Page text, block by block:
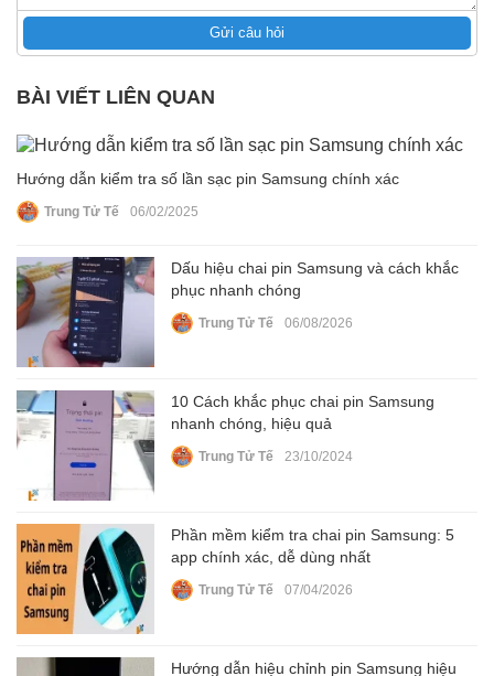
Gửi câu hỏi
BÀI VIẾT LIÊN QUAN
Hướng dẫn kiểm tra số lần sạc pin Samsung chính xác
Trung Tử Tế 06/02/2025
Dấu hiệu chai pin Samsung và cách khắc
phục nhanh chóng
Trung Tử Tế 06/08/2026
10 Cách khắc phục chai pin Samsung
nhanh chóng, hiệu quả
Trung Tử Tế 23/10/2024
Phần mềm kiểm tra chai pin Samsung: 5
app chính xác, dễ dùng nhất
Trung Tử Tế 07/04/2026
Hướng dẫn hiệu chỉnh pin Samsung hiệu